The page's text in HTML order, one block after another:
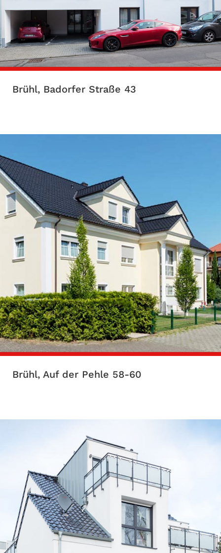
Brühl, Badorfer Straße 43
Brühl, Auf der Pehle 58-60